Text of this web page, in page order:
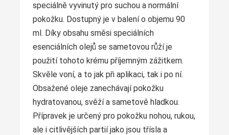
speciálně vyvinutý pro suchou a normální
pokožku. Dostupný je v balení o objemu 90
ml. Díky obsahu směsi speciálních
esenciálních olejů se sametovou růží je
použití tohoto krému příjemným zážitkem.
Skvěle voní, a to jak při aplikaci, tak i po ní.
Obsažené oleje zanechávají pokožku
hydratovanou, svěží a sametově hladkou.
Přípravek je určený pro pokožku nohou, rukou,
ale i citlivějších partií jako jsou třísla a